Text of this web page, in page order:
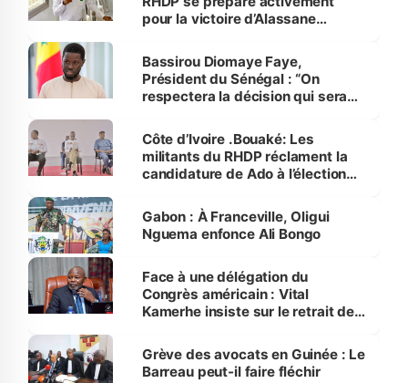
pour la victoire d’Alassane
Bassirou Diomaye Faye,
Président du Sénégal : “On
respectera la décision qui sera
Côte d’Ivoire .Bouaké: Les
militants du RHDP réclament la
candidature de Ado à l’élection
Gabon : À Franceville, Oligui
Nguema enfonce Ali Bongo
Face à une délégation du
Congrès américain : Vital
Kamerhe insiste sur le retrait des
Grève des avocats en Guinée : Le
Barreau peut-il faire fléchir